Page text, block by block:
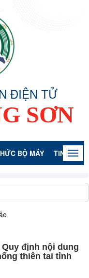
ĐIỆN TỬ
SƠN
BỘ MÁY TIN TỨC -
định nội dung
thiên tai tỉnh